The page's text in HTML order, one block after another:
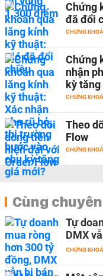
Chứng
đã đổi
CHỨNG
Chứng
nhận
kỳ
CHỨNG
Theo
Flow
CHỨNG
Cùng
Tự
DMX
CHỨNG